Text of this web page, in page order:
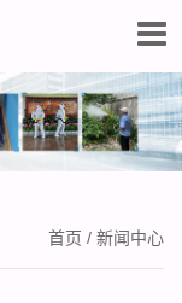
首页 / 新闻中心